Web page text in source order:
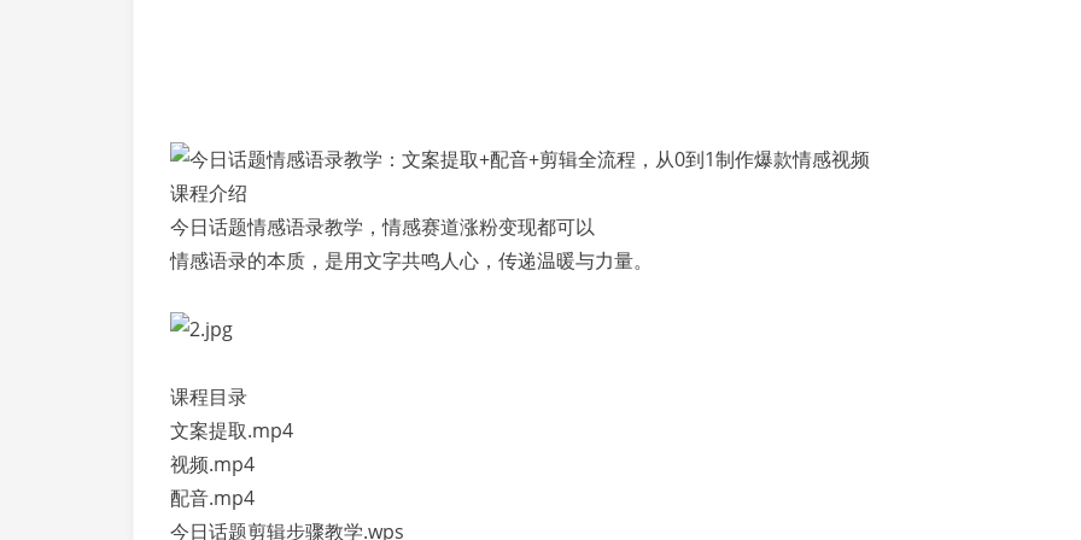
课程介绍
今日话题情感语录教学，情感赛道涨粉变现都可以
情感语录的本质，是用文字共鸣人心，传递温暖与力量。
课程目录
文案提取.mp4
视频.mp4
配音.mp4
今日话题剪辑步骤教学.wps